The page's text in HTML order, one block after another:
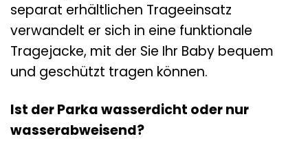
separat erhältlichen Trageeinsatz
verwandelt er sich in eine funktionale
Tragejacke, mit der Sie Ihr Baby bequem
und geschützt tragen können.
Ist der Parka wasserdicht oder nur
wasserabweisend?